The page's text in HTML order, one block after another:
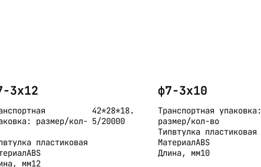
3x12
размер/кол-
42*28*18.
5/20000
втулка пластиковая
ABS
мм12
ф7-3x10
Транспортная упаковка:
размер/кол-во
Типвтулка пластиковая
МатериалABS
Длина, мм10